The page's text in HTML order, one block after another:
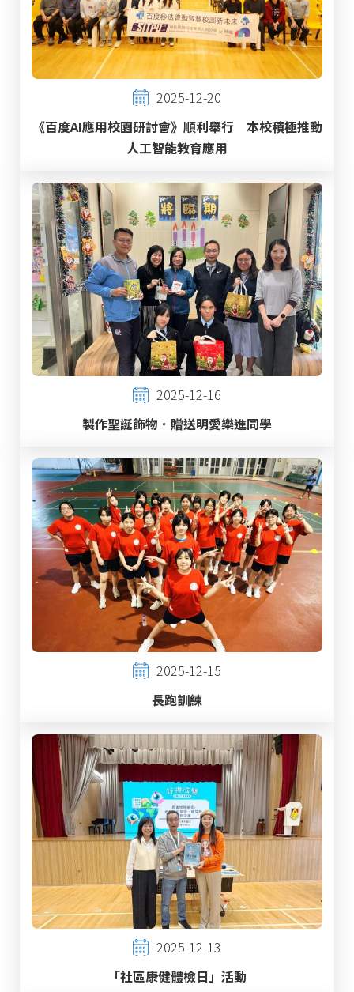
2025-12-20
《百度AI應用校園研討會》順利舉行 本校積極推動
人工智能教育應用
2025-12-16
製作聖誕飾物．贈送明愛樂進同學
2025-12-15
長跑訓練
2025-12-13
「社區康健體檢日」活動